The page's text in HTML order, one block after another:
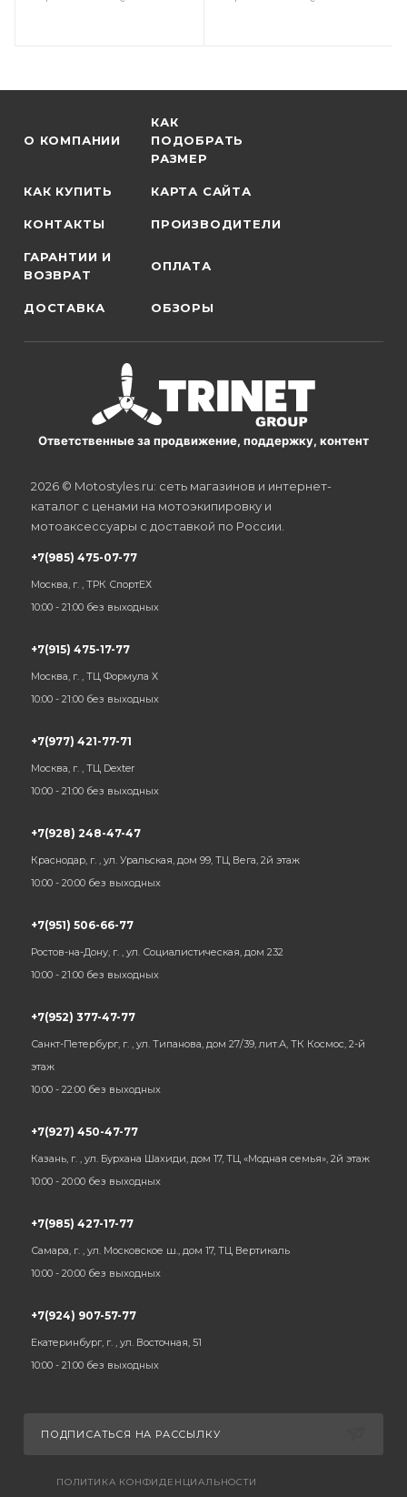
О КОМПАНИИ
КАК
ПОДОБРАТЬ
РАЗМЕР
КАК КУПИТЬ КАРТА САЙТА
КОНТАКТЫ ПРОИЗВОДИТЕЛИ
ГАРАНТИИ И
ВОЗВРАТ
ОПЛАТА
ДОСТАВКА ОБЗОРЫ
Ответственные за продвижение, поддержку, контент
2026 © Motostyles.ru: сеть магазинов и интернет-
каталог с ценами на мотоэкипировку и
мотоаксессуары с доставкой по России.
+7(985) 475-07-77
Москва, г. , ТРК СпортЕХ
10:00 - 21:00 без выходных
+7(915) 475-17-77
Москва, г. , ТЦ Формула Х
10:00 - 21:00 без выходных
+7(977) 421-77-71
Москва, г. , ТЦ Dexter
10:00 - 21:00 без выходных
+7(928) 248-47-47
Краснодар, г. , ул. Уральская, дом 99, ТЦ Вега, 2й этаж
10:00 - 20:00 без выходных
+7(951) 506-66-77
Ростов-на-Дону, г. , ул. Социалистическая, дом 232
10:00 - 21:00 без выходных
+7(952) 377-47-77
Санкт-Петербург, г. , ул. Типанова, дом 27/39, лит.А, ТК Космос, 2-й
этаж
10:00 - 22:00 без выходных
+7(927) 450-47-77
Казань, г. , ул. Бурхана Шахиди, дом 17, ТЦ «Модная семья», 2й этаж
10:00 - 20:00 без выходных
+7(985) 427-17-77
Самара, г. , ул. Московское ш., дом 17, ТЦ Вертикаль
10:00 - 20:00 без выходных
+7(924) 907-57-77
Екатеринбург, г. , ул. Восточная, 51
10:00 - 21:00 без выходных
ПОДПИСАТЬСЯ НА РАССЫЛКУ
ПОЛИТИКА КОНФИДЕНЦИАЛЬНОСТИ